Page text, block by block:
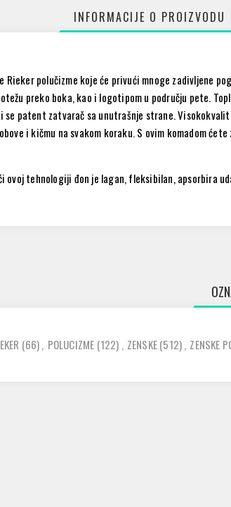
INFORMACIJE O PROIZVODU
Rieker polučizme koje će privući mnoge zadivljene
preko boka, kao i logotipom u području pete.
se patent zatvarač sa unutrašnje strane.
i kičmu na svakom koraku. S ovim komadom
ovoj tehnologiji đon je lagan, fleksibilan, apsorbira
(66), POLUCIZME (122) , ZENSKE(512), ZENSKE